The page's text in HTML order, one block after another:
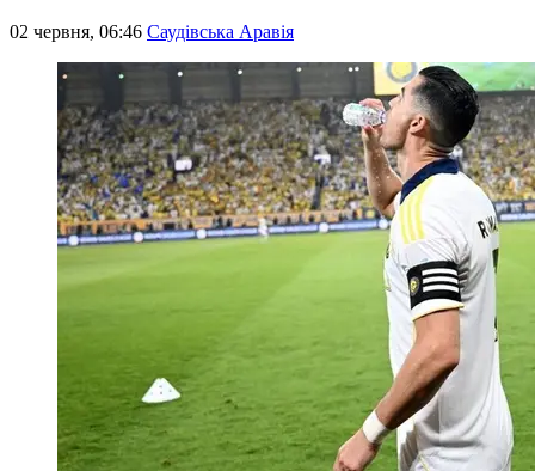
02 червня, 06:46 Саудівська Аравія